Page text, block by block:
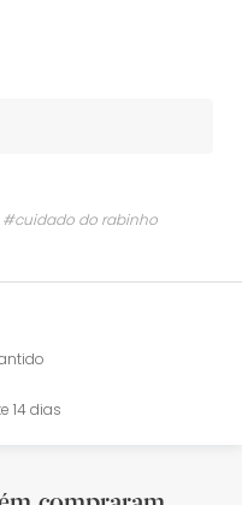
#cuidado do rabinho
14 dias